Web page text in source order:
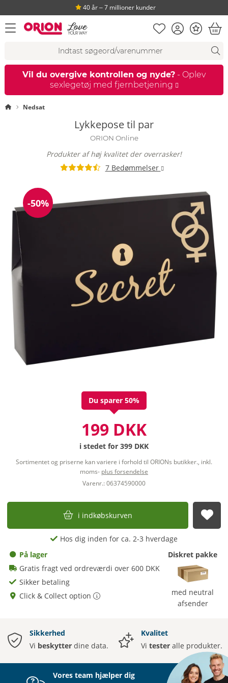
40 år ‒ 7 millioner kunder
åbn menu Huskeseddel
Kundekonto
Bonus
Vil du overgive kontrollen og nyde? - Oplev
sexlegetøj med fjernbetjening
Startside
Nedsat
Lykkepose til par
ORION Online
Produkter af høj kvalitet der overrasker!
7 Bedømmelser
Rabat
-50%
Du sparer 50%
199 DKK
i stedet for 399 DKK
Sortimentet og priserne kan variere i forhold til ORIONs butikker., inkl.
moms- plus forsendelse
Varenr.: 06374590000
i indkøbskurven
Hos dig inden for ca. 2-3 hverdage
På lager
Gratis fragt ved ordreværdi over 600 DKK
Sikker betaling
Click & Collect option
Diskret pakke
med neutral
afsender
Sikkerhed
Vi beskytter dine data.
Kvalitet
Vi tester alle produkter.
Vores team hjælper dig